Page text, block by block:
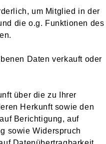
um Mitglied in der
die o.g. Funktionen des
Daten verkauft oder
über die zu Ihrer
Herkunft sowie den
Berichtigung, auf
sowie Widerspruch